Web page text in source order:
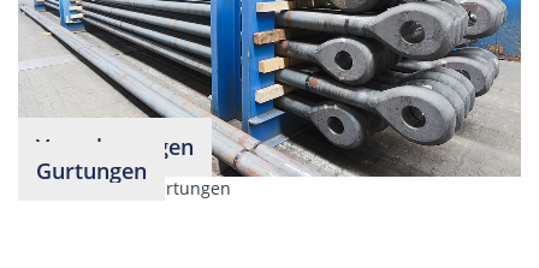
Verankerungen
Gurtungen